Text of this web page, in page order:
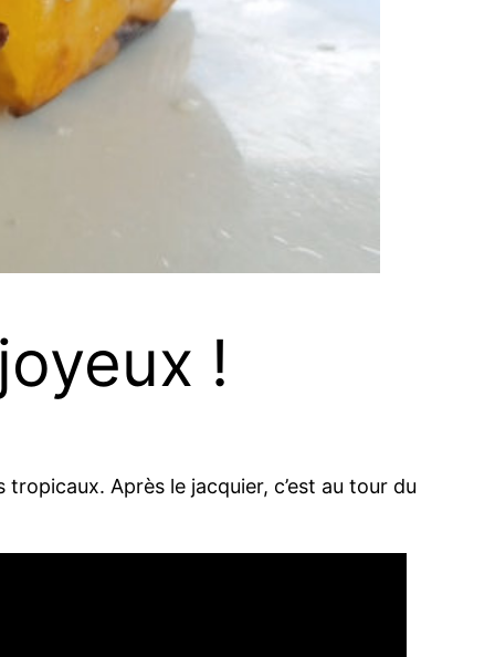
!
Après le jacquier, c’est au tour du